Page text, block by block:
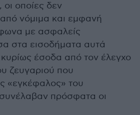
οποίες δεν
νόμιμα και εμφανή
με ασφαλείς
στα εισοδήματα αυτά
έσοδα από τον έλεγχο
ζευγαριού που
«εγκέφαλος» του
πρόσφατα οι